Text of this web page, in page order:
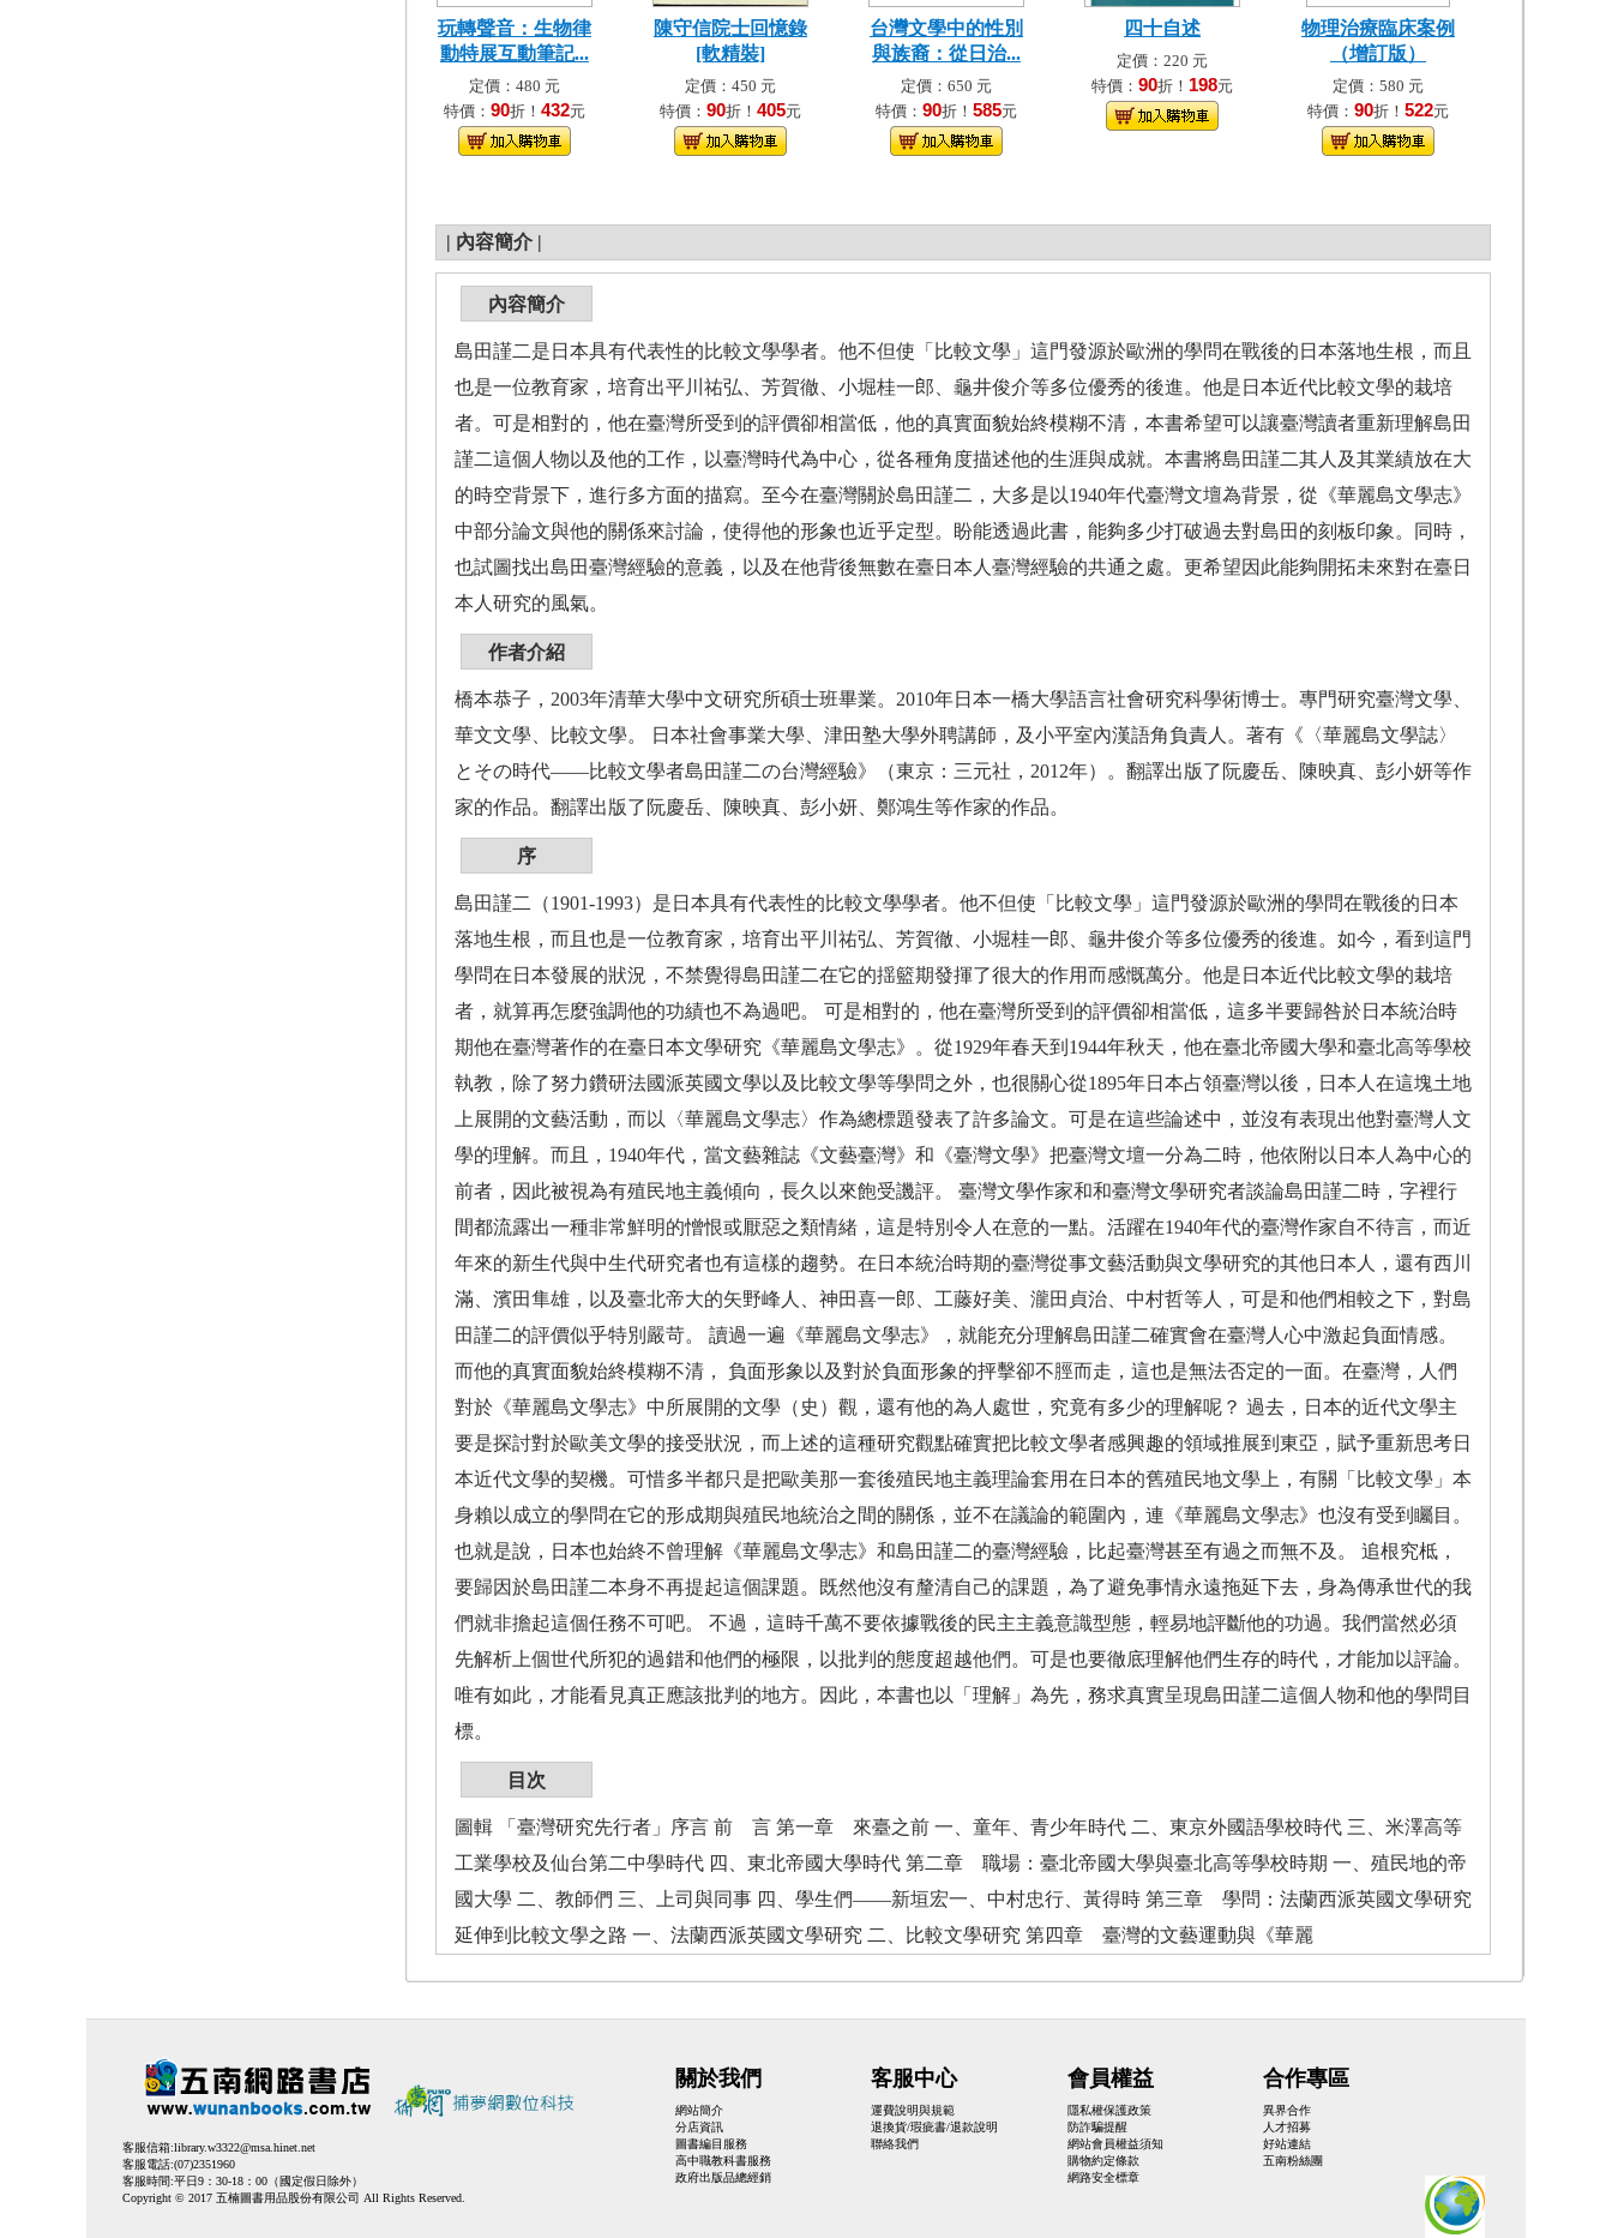
玩轉聲音：生物律
動特展互動筆記...
定價：480 元
特價： 90折！ 432元
陳守信院士回憶錄
[軟精裝]
定價：450 元
特價： 90折！ 405元
台灣文學中的性別
與族裔：從日治...
定價：650 元
特價： 90折！ 585元
四十自述
定價：220 元
特價： 90折！ 198元
物理治療臨床案例
（增訂版）
定價：580 元
特價： 90折！ 522元
| 內容簡介 |
內容簡介
島田謹二是日本具有代表性的比較文學學者。他不但使「比較文學」這門發源於歐洲的學問在戰後的日本落地生根，而且
也是一位教育家，培育出平川祐弘、芳賀徹、小堀桂一郎、龜井俊介等多位優秀的後進。他是日本近代比較文學的栽培
者。可是相對的，他在臺灣所受到的評價卻相當低，他的真實面貌始終模糊不清，本書希望可以讓臺灣讀者重新理解島田
謹二這個人物以及他的工作，以臺灣時代為中心，從各種角度描述他的生涯與成就。本書將島田謹二其人及其業績放在大
的時空背景下，進行多方面的描寫。至今在臺灣關於島田謹二，大多是以1940年代臺灣文壇為背景，從《華麗島文學志》
中部分論文與他的關係來討論，使得他的形象也近乎定型。盼能透過此書，能夠多少打破過去對島田的刻板印象。同時，
也試圖找出島田臺灣經驗的意義，以及在他背後無數在臺日本人臺灣經驗的共通之處。更希望因此能夠開拓未來對在臺日
本人研究的風氣。
作者介紹
橋本恭子，2003年清華大學中文研究所碩士班畢業。2010年日本一橋大學語言社會研究科學術博士。專門研究臺灣文學、
華文文學、比較文學。 日本社會事業大學、津田塾大學外聘講師，及小平室內漢語角負責人。著有《〈華麗島文學誌〉
とその時代――比較文學者島田謹二の台灣經驗》（東京：三元社，2012年）。翻譯出版了阮慶岳、陳映真、彭小妍等作
家的作品。翻譯出版了阮慶岳、陳映真、彭小妍、鄭鴻生等作家的作品。
序
島田謹二（1901-1993）是日本具有代表性的比較文學學者。他不但使「比較文學」這門發源於歐洲的學問在戰後的日本
落地生根，而且也是一位教育家，培育出平川祐弘、芳賀徹、小堀桂一郎、龜井俊介等多位優秀的後進。如今，看到這門
學問在日本發展的狀況，不禁覺得島田謹二在它的揺籃期發揮了很大的作用而感慨萬分。他是日本近代比較文學的栽培
者，就算再怎麼強調他的功績也不為過吧。 可是相對的，他在臺灣所受到的評價卻相當低，這多半要歸咎於日本統治時
期他在臺灣著作的在臺日本文學研究《華麗島文學志》。從1929年春天到1944年秋天，他在臺北帝國大學和臺北高等學校
執教，除了努力鑽研法國派英國文學以及比較文學等學問之外，也很關心從1895年日本占領臺灣以後，日本人在這塊土地
上展開的文藝活動，而以〈華麗島文學志〉作為總標題發表了許多論文。可是在這些論述中，並沒有表現出他對臺灣人文
學的理解。而且，1940年代，當文藝雜誌《文藝臺灣》和《臺灣文學》把臺灣文壇一分為二時，他依附以日本人為中心的
前者，因此被視為有殖民地主義傾向，長久以來飽受譏評。 臺灣文學作家和和臺灣文學研究者談論島田謹二時，字裡行
間都流露出一種非常鮮明的憎恨或厭惡之類情緒，這是特別令人在意的一點。活躍在1940年代的臺灣作家自不待言，而近
年來的新生代與中生代研究者也有這樣的趨勢。在日本統治時期的臺灣從事文藝活動與文學研究的其他日本人，還有西川
滿、濱田隼雄，以及臺北帝大的矢野峰人、神田喜一郎、工藤好美、瀧田貞治、中村哲等人，可是和他們相較之下，對島
田謹二的評價似乎特別嚴苛。 讀過一遍《華麗島文學志》，就能充分理解島田謹二確實會在臺灣人心中激起負面情感。
而他的真實面貌始終模糊不清， 負面形象以及對於負面形象的抨擊卻不脛而走，這也是無法否定的一面。在臺灣，人們
對於《華麗島文學志》中所展開的文學（史）觀，還有他的為人處世，究竟有多少的理解呢？ 過去，日本的近代文學主
要是探討對於歐美文學的接受狀況，而上述的這種研究觀點確實把比較文學者感興趣的領域推展到東亞，賦予重新思考日
本近代文學的契機。可惜多半都只是把歐美那一套後殖民地主義理論套用在日本的舊殖民地文學上，有關「比較文學」本
身賴以成立的學問在它的形成期與殖民地統治之間的關係，並不在議論的範圍內，連《華麗島文學志》也沒有受到矚目。
也就是說，日本也始終不曾理解《華麗島文學志》和島田謹二的臺灣經驗，比起臺灣甚至有過之而無不及。 追根究柢，
要歸因於島田謹二本身不再提起這個課題。既然他沒有釐清自己的課題，為了避免事情永遠拖延下去，身為傳承世代的我
們就非擔起這個任務不可吧。 不過，這時千萬不要依據戰後的民主主義意識型態，輕易地評斷他的功過。我們當然必須
先解析上個世代所犯的過錯和他們的極限，以批判的態度超越他們。可是也要徹底理解他們生存的時代，才能加以評論。
唯有如此，才能看見真正應該批判的地方。因此，本書也以「理解」為先，務求真實呈現島田謹二這個人物和他的學問目
標。
目次
圖輯 「臺灣研究先行者」序言 前 言 第一章 來臺之前 一、童年、青少年時代 二、東京外國語學校時代 三、米澤高等
工業學校及仙台第二中學時代 四、東北帝國大學時代 第二章 職場：臺北帝國大學與臺北高等學校時期 一、殖民地的帝
國大學 二、教師們 三、上司與同事 四、學生們――新垣宏一、中村忠行、黃得時 第三章 學問：法蘭西派英國文學研究
延伸到比較文學之路 一、法蘭西派英國文學研究 二、比較文學研究 第四章 臺灣的文藝運動與《華麗
客服信箱:library.w3322@msa.hinet.net
客服電話:(07)2351960
客服時間:平日9：30-18：00（國定假日除外）
Copyright © 2017 五楠圖書用品股份有限公司 All Rights Reserved.
關於我們
網站簡介
分店資訊
圖書編目服務
高中職教科書服務
政府出版品總經銷
客服中心
運費說明與規範
退換貨/瑕疵書/退款說明
聯絡我們
會員權益
隱私權保護政策
防詐騙提醒
網站會員權益須知
購物約定條款
網路安全標章
合作專區
異界合作
人才招募
好站連結
五南粉絲團